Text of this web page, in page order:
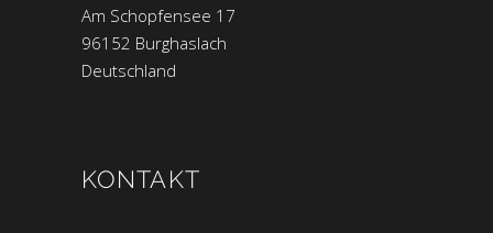
Am Schopfensee 17
96152 Burghaslach
Deutschland
KONTAKT